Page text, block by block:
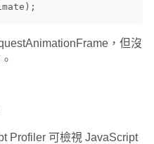
);
，但沒
Profiler 可檢視 JavaScript